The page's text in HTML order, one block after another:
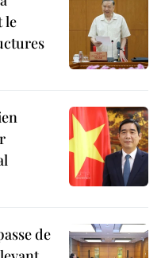
le
de